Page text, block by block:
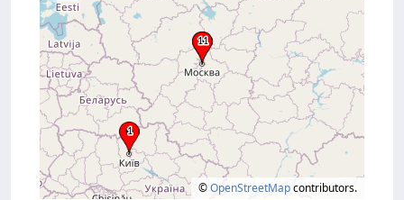
©OpenStreetMapcontributors.